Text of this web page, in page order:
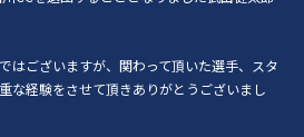
はございますが、関わって頂いた選手、スタ
な経験をさせて頂きありがとうございまし